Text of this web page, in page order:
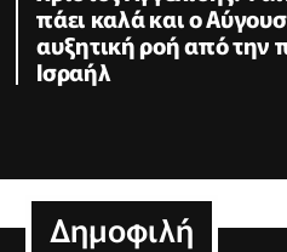
πάει καλά και ο
αυξητική ροή από την
Ισραήλ
Δημοφιλή